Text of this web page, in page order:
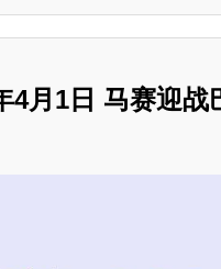
4月1日 马赛迎战